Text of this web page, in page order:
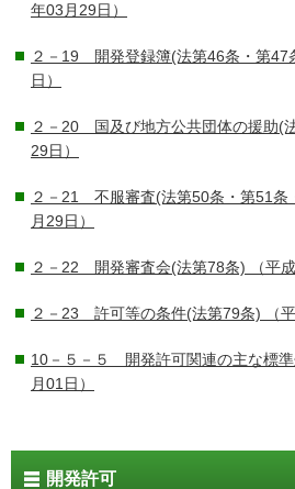
年03月29日）
２－19 開発登録簿(法第46条・第47
日）
２－20 国及び地方公共団体の援助(
29日）
２－21 不服審査(法第50条・第51条
月29日）
２－22 開発審査会(法第78条) （平
２－23 許可等の条件(法第79条) （
10－５－５ 開発許可関連の主な標準
月01日）
開発許可